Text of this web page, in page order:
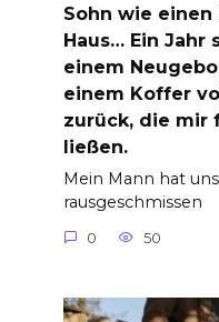
Sohn wie
Haus… Ein Jahr
einem
einem Koffer
zurück, die mir
ließen.
Mein Mann hat
rausgeschmissen
0 50